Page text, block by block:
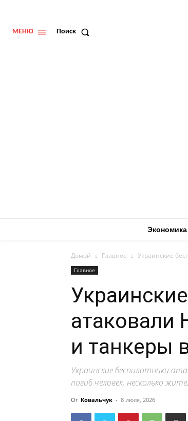
МЕНЮ Поиск
Экономика
Домой Главное Украинские
Главное
и танкеры
Украинские беспилотники
погиб человек, несколько
От Ковальчук - 8 июля, 2026